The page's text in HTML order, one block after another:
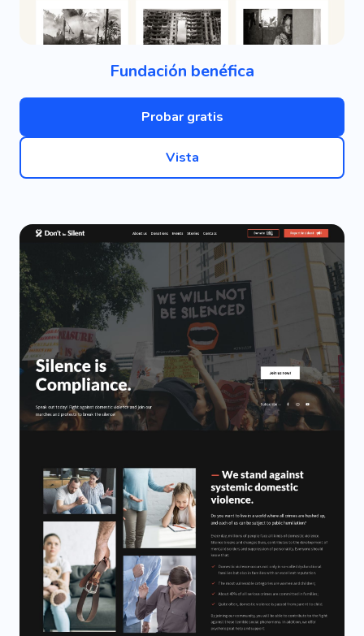
Fundación benéfica
Probar gratis
Vista